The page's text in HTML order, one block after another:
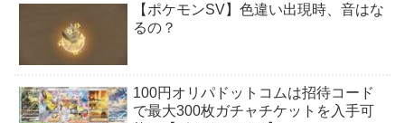
【ポケモンSV】色違い出現時、音はな
るの？
100円オリパドットコムは招待コード
で最大300枚ガチャチケットを入手可